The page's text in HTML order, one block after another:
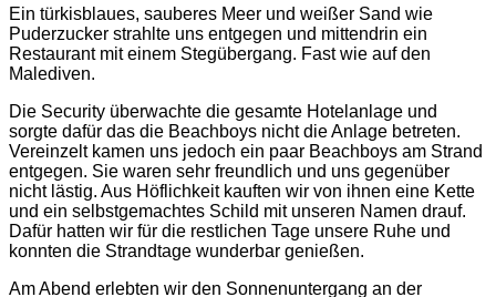
Ein türkisblaues, sauberes Meer und weißer Sand wie
Puderzucker strahlte uns entgegen und mittendrin ein
Restaurant mit einem Stegübergang. Fast wie auf den
Malediven.
Die Security überwachte die gesamte Hotelanlage und
sorgte dafür das die Beachboys nicht die Anlage betreten.
Vereinzelt kamen uns jedoch ein paar Beachboys am Strand
entgegen. Sie waren sehr freundlich und uns gegenüber
nicht lästig. Aus Höflichkeit kauften wir von ihnen eine Kette
und ein selbstgemachtes Schild mit unseren Namen drauf.
Dafür hatten wir für die restlichen Tage unsere Ruhe und
konnten die Strandtage wunderbar genießen.
Am Abend erlebten wir den Sonnenuntergang an der